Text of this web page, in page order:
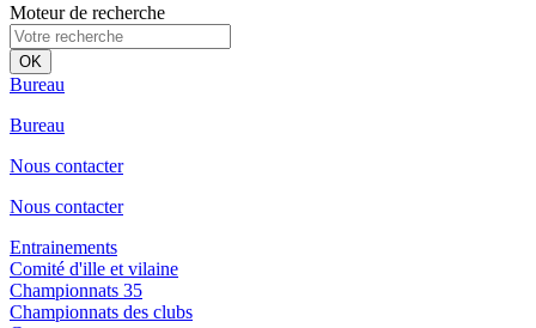
Moteur de recherche
OK
Bureau
Bureau
Nous contacter
Nous contacter
Entrainements
Comité d'ille et vilaine
Championnats 35
Championnats des clubs